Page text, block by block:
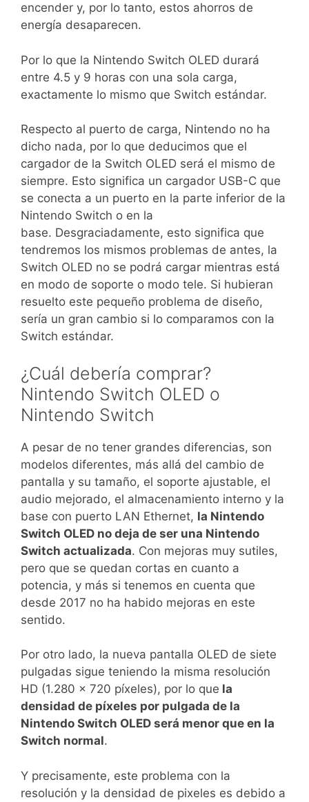
encender y, por lo tanto, estos ahorros de
energía desaparecen.
Por lo que la Nintendo Switch OLED durará
entre 4.5 y 9 horas con una sola carga,
exactamente lo mismo que Switch estándar.
Respecto al puerto de carga, Nintendo no ha
dicho nada, por lo que deducimos que el
cargador de la Switch OLED será el mismo de
siempre. Esto significa un cargador USB-C que
se conecta a un puerto en la parte inferior de la
Nintendo Switch o en la
base. Desgraciadamente, esto significa que
tendremos los mismos problemas de antes, la
Switch OLED no se podrá cargar mientras está
en modo de soporte o modo tele. Si hubieran
resuelto este pequeño problema de diseño,
sería un gran cambio si lo comparamos con la
Switch estándar.
¿Cuál debería comprar?
Nintendo Switch OLED o
Nintendo Switch
A pesar de no tener grandes diferencias, son
modelos diferentes, más allá del cambio de
pantalla y su tamaño, el soporte ajustable, el
audio mejorado, el almacenamiento interno y la
base con puerto LAN Ethernet, la Nintendo
Switch OLED no deja de ser una Nintendo
Switch actualizada. Con mejoras muy sutiles,
pero que se quedan cortas en cuanto a
potencia, y más si tenemos en cuenta que
desde 2017 no ha habido mejoras en este
sentido.
Por otro lado, la nueva pantalla OLED de siete
pulgadas sigue teniendo la misma resolución
HD (1.280 x 720 píxeles), por lo que la
densidad de píxeles por pulgada de la
Nintendo Switch OLED será menor que en la
Switch normal.
Y precisamente, este problema con la
resolución y la densidad de pixeles es debido a